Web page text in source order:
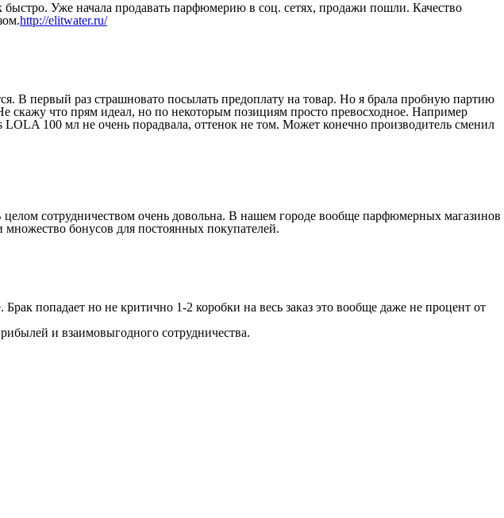
Уже начала продавать парфюмерию в соц. сетях, продажи пошли. Качество
http://elitwater.ru/
В первый раз страшновато посылать предоплату на товар. Но я брала пробную партию
скажу что прям идеал, но по некоторым позициям просто превосходное. Например
100 мл не очень порадвала, оттенок не том. Может конечно производитель сменил
сотрудничеством очень довольна. В нашем городе вообще парфюмерных магазинов
бонусов для постоянных покупателей.
попадает но не критично 1-2 коробки на весь заказ это вообще даже не процент от
и взаимовыгодного сотрудничества.